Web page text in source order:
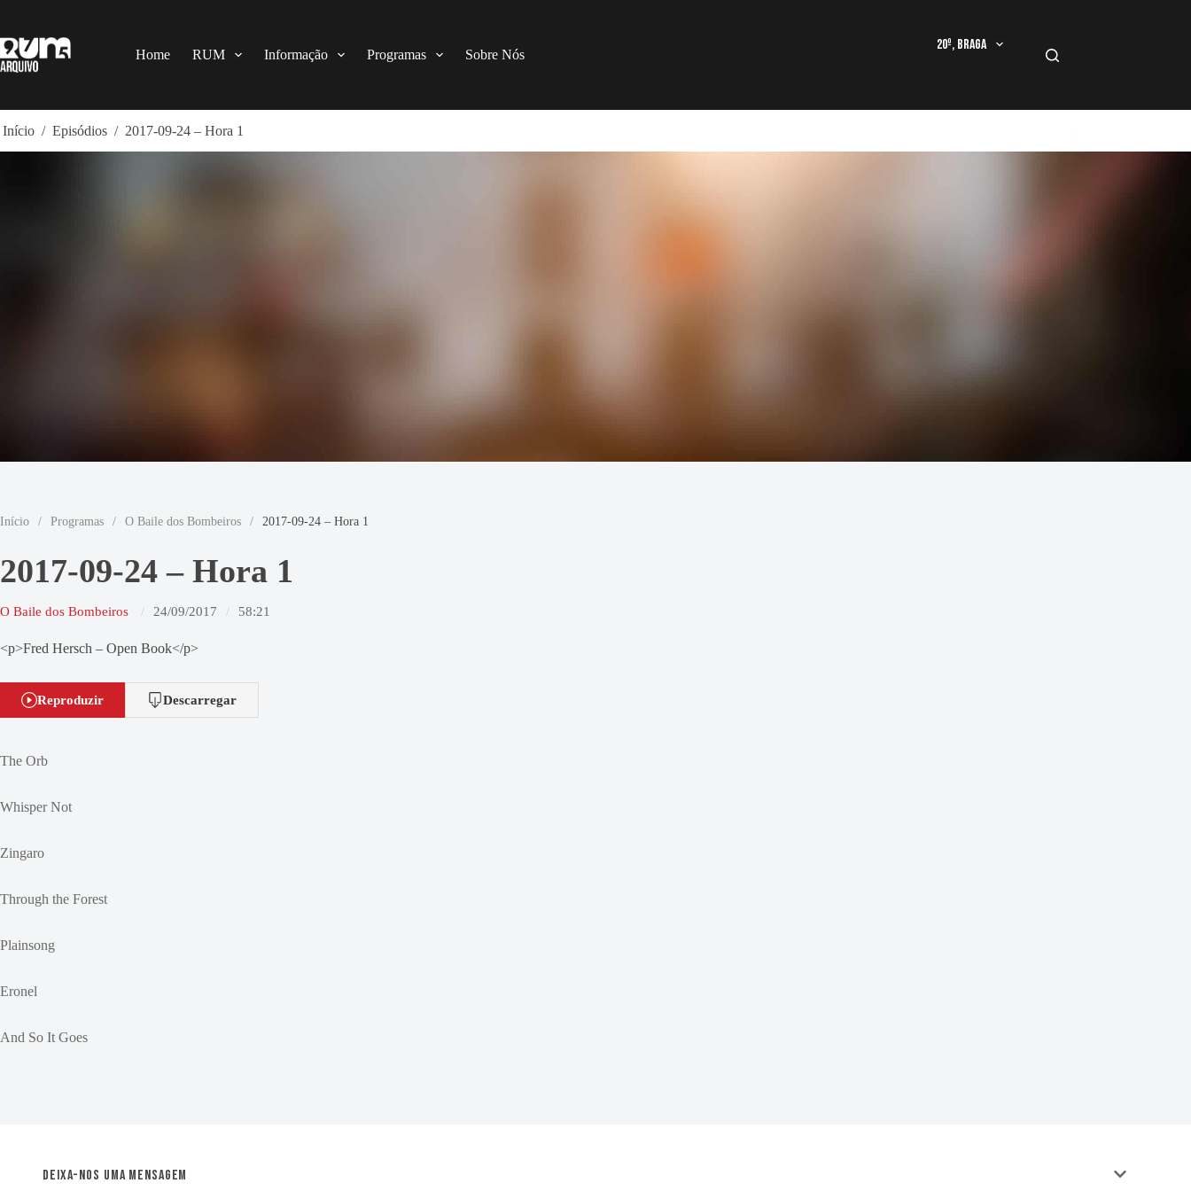
o
conteúdo
Home RUM Informação Programas Sobre Nós
20º, Braga
Início / Episódios / 2017-09-24 – Hora 1
Início / Programas / O Baile dos Bombeiros / 2017-09-24 – Hora 1
2017-09-24 – Hora 1
O Baile dos Bombeiros 24/09/2017 58:21
<p>Fred Hersch – Open Book</p>
Reproduzir Descarregar
The Orb
Whisper Not
Zingaro
Through the Forest
Plainsong
Eronel
And So It Goes
Deixa-nos uma mensagem